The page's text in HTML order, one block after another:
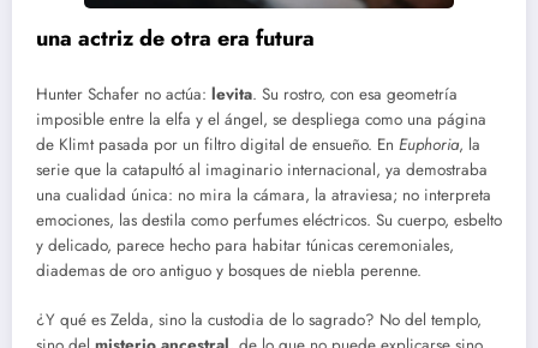
una actriz de otra era futura
Hunter Schafer no actúa: levita. Su rostro, con esa geometría
imposible entre la elfa y el ángel, se despliega como una página
de Klimt pasada por un filtro digital de ensueño. En Euphoria, la
serie que la catapultó al imaginario internacional, ya demostraba
una cualidad única: no mira la cámara, la atraviesa; no interpreta
emociones, las destila como perfumes eléctricos. Su cuerpo, esbelto
y delicado, parece hecho para habitar túnicas ceremoniales,
diademas de oro antiguo y bosques de niebla perenne.
¿Y qué es Zelda, sino la custodia de lo sagrado? No del templo,